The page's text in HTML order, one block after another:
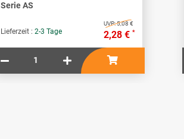
Serie AS
Lieferzeit : 2-3 Tage
UVP:5,08 €
2,28 € *